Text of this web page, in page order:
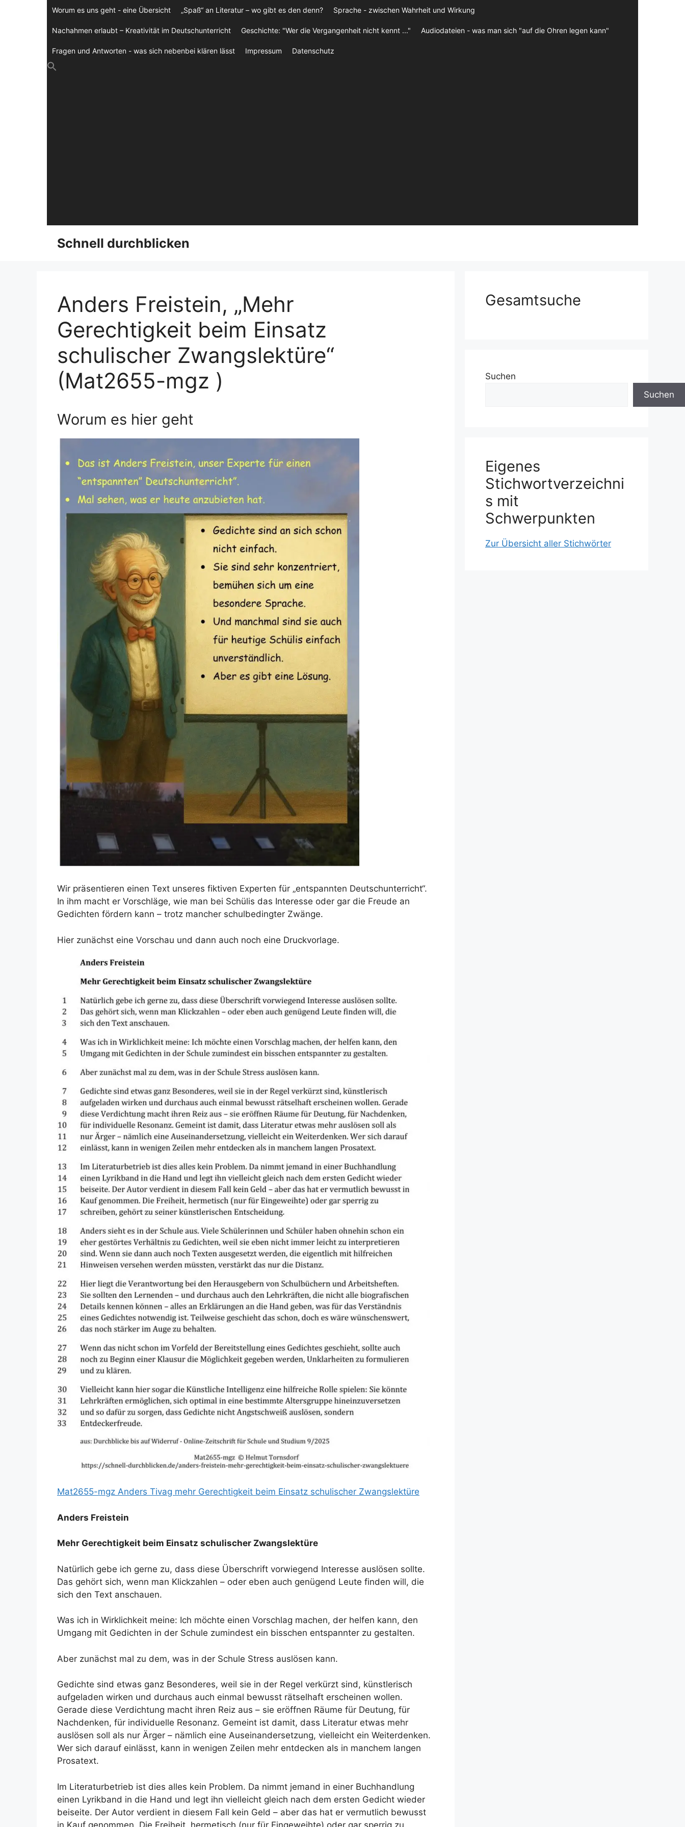
Worum es uns geht - eine Übersicht „Spaß“ an Literatur – wo gibt es den denn? Sprache - zwischen Wahrheit und Wirkung
Nachahmen erlaubt – Kreativität im Deutschunterricht Geschichte: "Wer die Vergangenheit nicht kennt ..." Audiodateien - was man sich "auf die Ohren legen kann"
Fragen und Antworten - was sich nebenbei klären lässt Impressum Datenschutz
Schnell durchblicken
Anders Freistein, „Mehr
Gerechtigkeit beim Einsatz
schulischer Zwangslektüre“
(Mat2655-mgz )
Worum es hier geht
Wir präsentieren einen Text unseres fiktiven Experten für „entspannten Deutschunterricht“.
In ihm macht er Vorschläge, wie man bei Schülis das Interesse oder gar die Freude an
Gedichten fördern kann – trotz mancher schulbedingter Zwänge.
Hier zunächst eine Vorschau und dann auch noch eine Druckvorlage.
Mat2655-mgz Anders Tivag mehr Gerechtigkeit beim Einsatz schulischer Zwangslektüre
Anders Freistein
Mehr Gerechtigkeit beim Einsatz schulischer Zwangslektüre
Natürlich gebe ich gerne zu, dass diese Überschrift vorwiegend Interesse auslösen sollte.
Das gehört sich, wenn man Klickzahlen – oder eben auch genügend Leute finden will, die
sich den Text anschauen.
Was ich in Wirklichkeit meine: Ich möchte einen Vorschlag machen, der helfen kann, den
Umgang mit Gedichten in der Schule zumindest ein bisschen entspannter zu gestalten.
Aber zunächst mal zu dem, was in der Schule Stress auslösen kann.
Gedichte sind etwas ganz Besonderes, weil sie in der Regel verkürzt sind, künstlerisch
aufgeladen wirken und durchaus auch einmal bewusst rätselhaft erscheinen wollen.
Gerade diese Verdichtung macht ihren Reiz aus – sie eröffnen Räume für Deutung, für
Nachdenken, für individuelle Resonanz. Gemeint ist damit, dass Literatur etwas mehr
auslösen soll als nur Ärger – nämlich eine Auseinandersetzung, vielleicht ein Weiterdenken.
Wer sich darauf einlässt, kann in wenigen Zeilen mehr entdecken als in manchem langen
Prosatext.
Im Literaturbetrieb ist dies alles kein Problem. Da nimmt jemand in einer Buchhandlung
einen Lyrikband in die Hand und legt ihn vielleicht gleich nach dem ersten Gedicht wieder
beiseite. Der Autor verdient in diesem Fall kein Geld – aber das hat er vermutlich bewusst
in Kauf genommen. Die Freiheit, hermetisch (nur für Eingeweihte) oder gar sperrig zu
Gesamtsuche
Suchen
Suchen
Eigenes
Stichwortverzeichni
s mit
Schwerpunkten
Zur Übersicht aller Stichwörter